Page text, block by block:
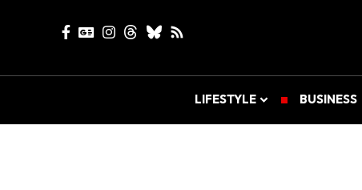
LIFESTYLE BUSINESS